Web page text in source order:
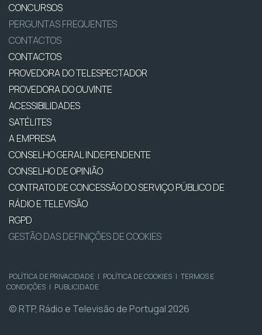
CONCURSOS
PERGUNTAS FREQUENTES
CONTACTOS
CONTACTOS
PROVEDORA DO TELESPECTADOR
PROVEDORA DO OUVINTE
ACESSIBILIDADES
SATÉLITES
A EMPRESA
CONSELHO GERAL INDEPENDENTE
CONSELHO DE OPINIÃO
CONTRATO DE CONCESSÃO DO SERVIÇO PÚBLICO DE
RÁDIO E TELEVISÃO
RGPD
GESTÃO DAS DEFINIÇÕES DE COOKIES
POLÍTICA DE PRIVACIDADE | POLÍTICA DE COOKIES | TERMOS E
CONDIÇÕES | PUBLICIDADE
© RTP, Rádio e Televisão de Portugal 2026